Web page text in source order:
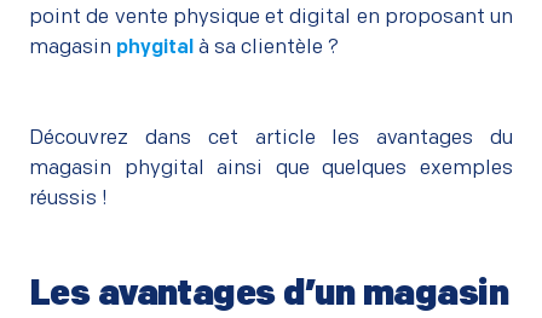
point de vente physique et digital en proposant un
magasin phygital à sa clientèle ?
Découvrez dans cet article les avantages du
magasin phygital ainsi que quelques exemples
réussis !
Les avantages d’un magasin